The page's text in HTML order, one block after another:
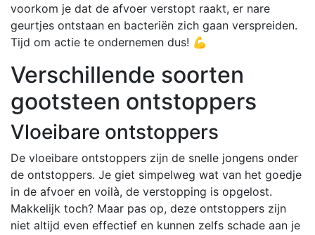
voorkom je dat de afvoer verstopt raakt, er nare
geurtjes ontstaan en bacteriën zich gaan verspreiden.
Tijd om actie te ondernemen dus! 💪
Verschillende soorten
gootsteen ontstoppers
Vloeibare ontstoppers
De vloeibare ontstoppers zijn de snelle jongens onder
de ontstoppers. Je giet simpelweg wat van het goedje
in de afvoer en voilà, de verstopping is opgelost.
Makkelijk toch? Maar pas op, deze ontstoppers zijn
niet altijd even effectief en kunnen zelfs schade aan je